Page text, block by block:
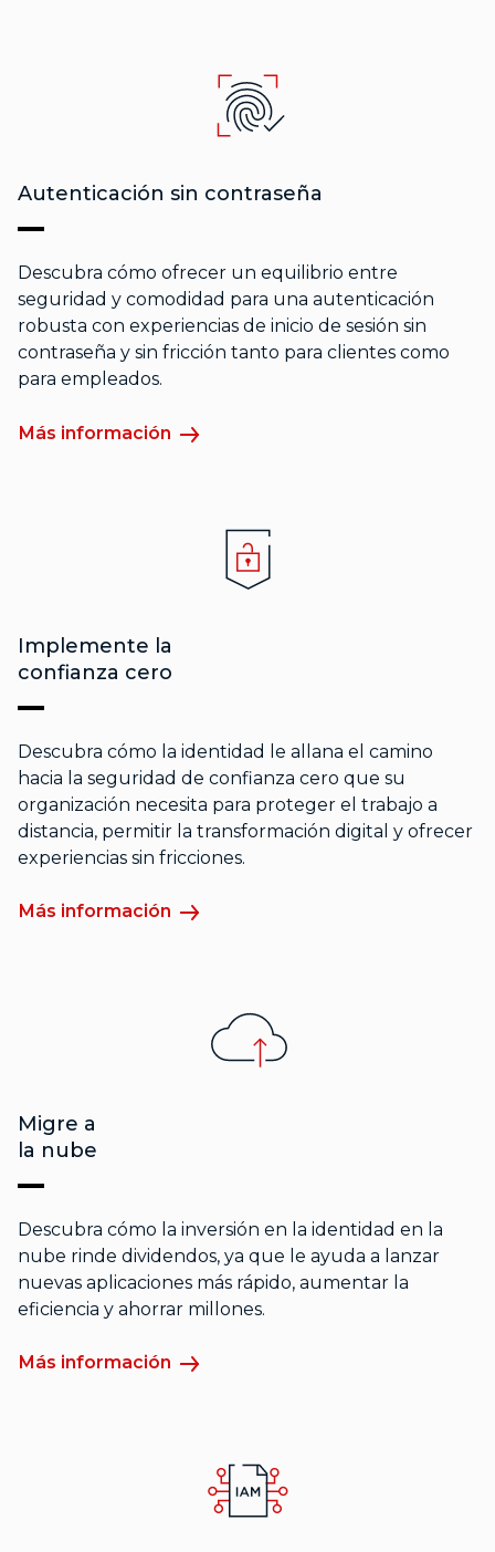
Autenticación sin contraseña
Descubra cómo ofrecer un equilibrio entre
seguridad y comodidad para una autenticación
robusta con experiencias de inicio de sesión sin
contraseña y sin fricción tanto para clientes como
para empleados.
Más información
Implemente la
confianza cero
Descubra cómo la identidad le allana el camino
hacia la seguridad de confianza cero que su
organización necesita para proteger el trabajo a
distancia, permitir la transformación digital y ofrecer
experiencias sin fricciones.
Más información
Migre a
la nube
Descubra cómo la inversión en la identidad en la
nube rinde dividendos, ya que le ayuda a lanzar
nuevas aplicaciones más rápido, aumentar la
eficiencia y ahorrar millones.
Más información